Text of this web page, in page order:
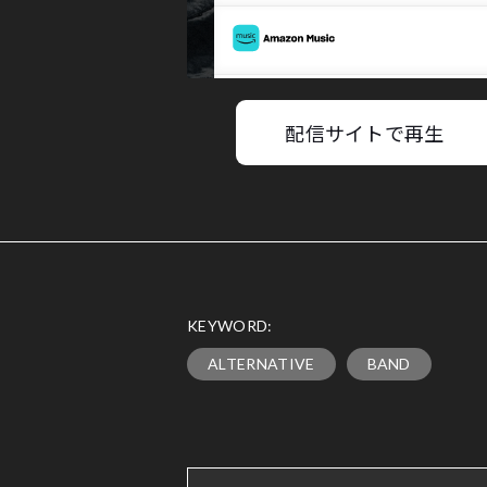
配信サイトで再生
KEYWORD:
ALTERNATIVE BAND